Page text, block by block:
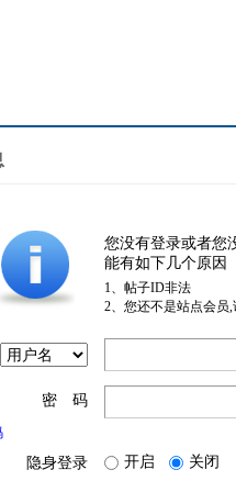
您没有登录或者您
能有如下几个原因
1、帖子ID非法
2、您还不是站点会员
密 码
隐身登录 开启 关闭